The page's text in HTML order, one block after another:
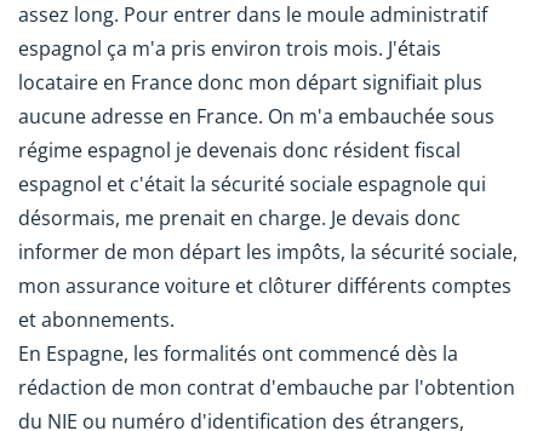
assez long. Pour entrer dans le moule administratif
espagnol ça m'a pris environ trois mois. J'étais
locataire en France donc mon départ signifiait plus
aucune adresse en France. On m'a embauchée sous
régime espagnol je devenais donc résident fiscal
espagnol et c'était la sécurité sociale espagnole qui
désormais, me prenait en charge. Je devais donc
informer de mon départ les impôts, la sécurité sociale,
mon assurance voiture et clôturer différents comptes
et abonnements.
En Espagne, les formalités ont commencé dès la
rédaction de mon contrat d'embauche par l'obtention
du NIE ou numéro d'identification des étrangers,